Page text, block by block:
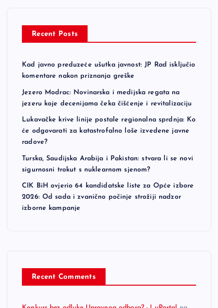
Recent Posts
Kad javno preduzeće ušutka javnost: JP Rad isključio
komentare nakon priznanja greške
Jezero Modrac: Novinarska i medijska regata na
jezeru koje decenijama čeka čišćenje i revitalizaciju
Lukavačke krive linije postale regionalna sprdnja: Ko
će odgovarati za katastrofalno loše izvedene javne
radove?
Turska, Saudijska Arabija i Pakistan: stvara li se novi
sigurnosni trokut s nuklearnom sjenom?
CIK BiH ovjerio 64 kandidatske liste za Opće izbore
2026: Od sada i zvanično počinje strožiji nadzor
izborne kampanje
Recent Comments